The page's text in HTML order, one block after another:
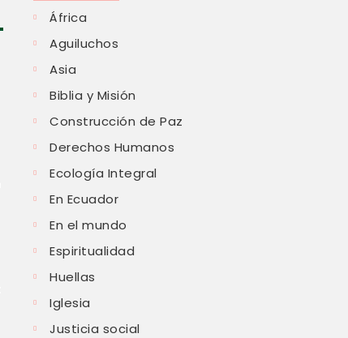
África
Aguiluchos
Asia
Biblia y Misión
Construcción de Paz
Derechos Humanos
Ecología Integral
En Ecuador
En el mundo
Espiritualidad
Huellas
Iglesia
Justicia social